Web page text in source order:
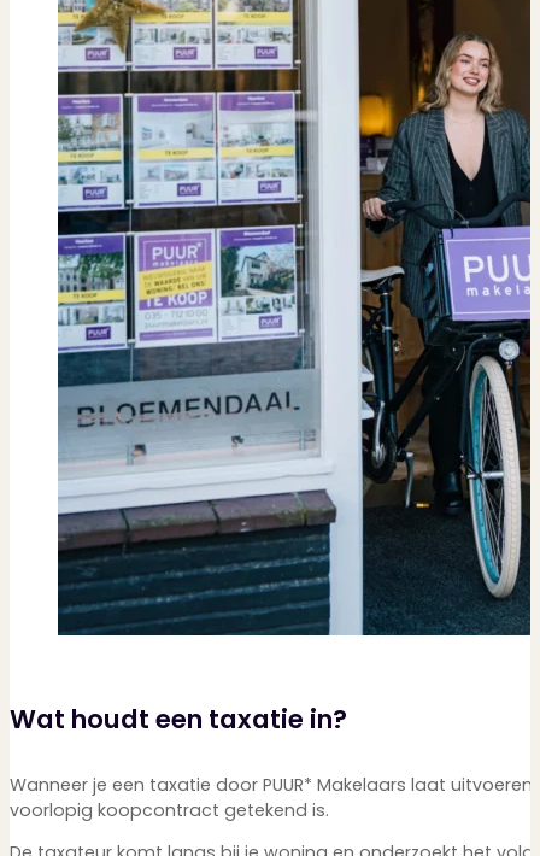
Wat houdt een taxatie in?
Wanneer je een taxatie door PUUR* Makelaars laat
voorlopig koopcontract getekend is.